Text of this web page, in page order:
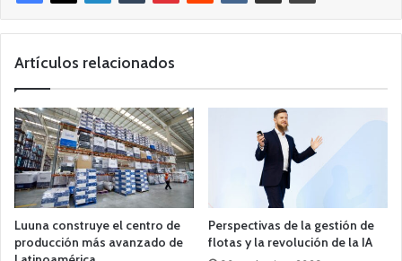
Artículos relacionados
Luuna construye el centro de
producción más avanzado de
Perspectivas de la gestión de
flotas y la revolución de la IA